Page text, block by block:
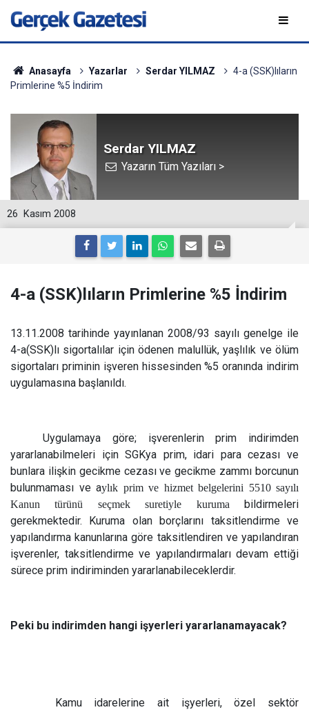
Anasayfa Yazarlar Serdar YILMAZ
4-a (SSK)lıların
Primlerine %5 İndirim
Serdar YILMAZ
Yazarın Tüm Yazıları >
26 Kasım 2008
4-a (SSK)lıların Primlerine %5 İndirim
13.11.2008 tarihinde yayınlanan 2008/93 sayılı genelge ile
4-a(SSK)lı sigortalılar için ödenen malullük, yaşlılık ve ölüm
sigortaları priminin işveren hissesinden %5 oranında indirim
uygulamasına başlanıldı.
Uygulamaya göre; işverenlerin prim indirimden
yararlanabilmeleri için SGKya prim, idari para cezası ve
bunlara ilişkin gecikme cezası ve gecikme zammı borcunun
bulunmaması ve aylık prim ve hizmet belgelerini 5510 sayılı
Kanun türünü seçmek suretiyle kurumabildirmeleri
gerekmektedir. Kuruma olan borçlarını taksitlendirme ve
yapılandırma kanunlarına göre taksitlendiren ve yapılandıran
işverenler, taksitlendirme ve yapılandırmaları devam ettiği
sürece prim indiriminden yararlanabileceklerdir.
Peki bu indirimden hangi işyerleri yararlanamayacak?
Kamu idarelerine ait işyerleri, özel sektör